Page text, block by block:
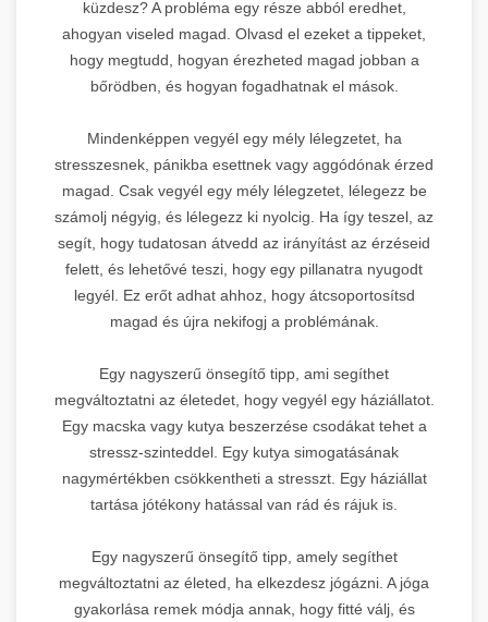
küzdesz? A probléma egy része abból eredhet,
ahogyan viseled magad. Olvasd el ezeket a tippeket,
hogy megtudd, hogyan érezheted magad jobban a
bőrödben, és hogyan fogadhatnak el mások.
Mindenképpen vegyél egy mély lélegzetet, ha
stresszesnek, pánikba esettnek vagy aggódónak érzed
magad. Csak vegyél egy mély lélegzetet, lélegezz be
számolj négyig, és lélegezz ki nyolcig. Ha így teszel, az
segít, hogy tudatosan átvedd az irányítást az érzéseid
felett, és lehetővé teszi, hogy egy pillanatra nyugodt
legyél. Ez erőt adhat ahhoz, hogy átcsoportosítsd
magad és újra nekifogj a problémának.
Egy nagyszerű önsegítő tipp, ami segíthet
megváltoztatni az életedet, hogy vegyél egy háziállatot.
Egy macska vagy kutya beszerzése csodákat tehet a
stressz-szinteddel. Egy kutya simogatásának
nagymértékben csökkentheti a stresszt. Egy háziállat
tartása jótékony hatással van rád és rájuk is.
Egy nagyszerű önsegítő tipp, amely segíthet
megváltoztatni az életed, ha elkezdesz jógázni. A jóga
gyakorlása remek módja annak, hogy fitté válj, és